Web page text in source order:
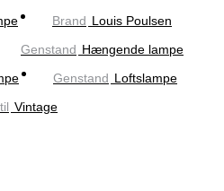
Brand Louis Poulsen
Genstand Hængende lampe
Genstand Loftslampe
Vintage